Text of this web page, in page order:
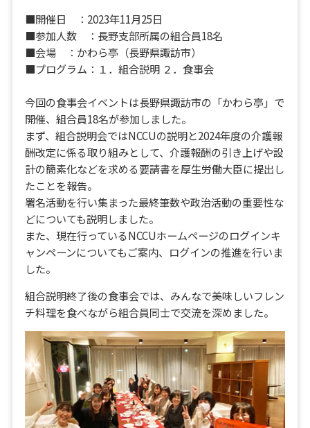
■開催日 ：2023年11月25日
■参加人数 ：長野支部所属の組合員18名
■会場 ：かわら亭（長野県諏訪市）
■プログラム：１．組合説明 ２．食事会
今回の食事会イベントは長野県諏訪市の「かわら亭」で
開催、組合員18名が参加しました。
まず、組合説明会ではNCCUの説明と2024年度の介護報
酬改定に係る取り組みとして、介護報酬の引き上げや設
計の簡素化などを求める要請書を厚生労働大臣に提出し
たことを報告。
署名活動を行い集まった最終筆数や政治活動の重要性な
どについても説明しました。
また、現在行っているNCCUホームページのログインキ
ャンペーンについてもご案内、ログインの推進を行いま
した。
組合説明終了後の食事会では、みんなで美味しいフレン
チ料理を食べながら組合員同士で交流を深めました。